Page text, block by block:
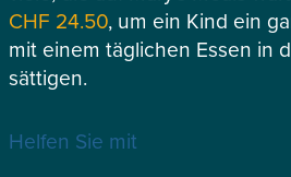
CHF 24.50, um ein Kind ein
mit einem täglichen Essen in
sättigen.
Helfen Sie mit